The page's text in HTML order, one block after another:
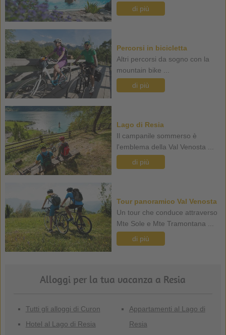
di più
Percorsi in bicicletta
Altri percorsi da sogno con la
mountain bike ...
di più
Lago di Resia
Il campanile sommerso è
l'emblema della Val Venosta ...
di più
Tour panoramico Val Venosta
Un tour che conduce attraverso
Mte Sole e Mte Tramontana ...
di più
Alloggi per la tua vacanza a Resia
Tutti gli alloggi di Curon
Hotel al Lago di Resia
Appartamenti al Lago di
Resia